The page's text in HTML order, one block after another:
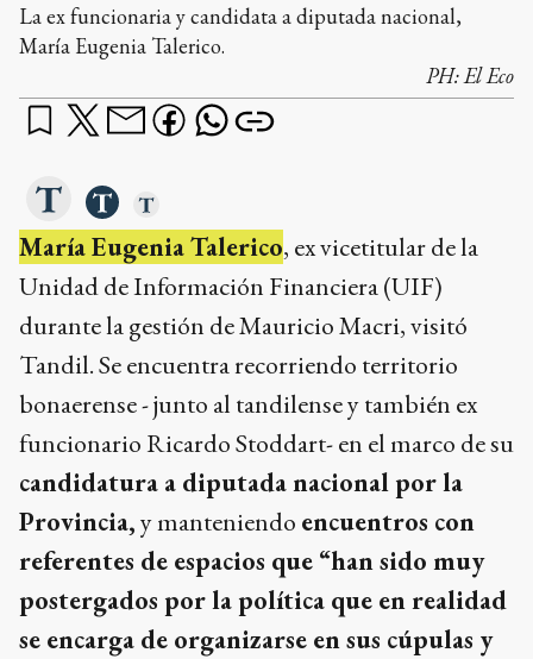
La ex funcionaria y candidata a diputada nacional,
María Eugenia Talerico.
PH:El Eco
María Eugenia Talerico, ex vicetitular de la
Unidad de Información Financiera (UIF)
durante la gestión de Mauricio Macri, visitó
Tandil. Se encuentra recorriendo territorio
bonaerense - junto al tandilense y también ex
funcionario Ricardo Stoddart- en el marco de su
candidatura a diputada nacional por la
Provincia,y manteniendo encuentros con
referentes de espacios que “han sido muy
postergados por la política que en realidad
se encarga de organizarse en sus cúpulas y